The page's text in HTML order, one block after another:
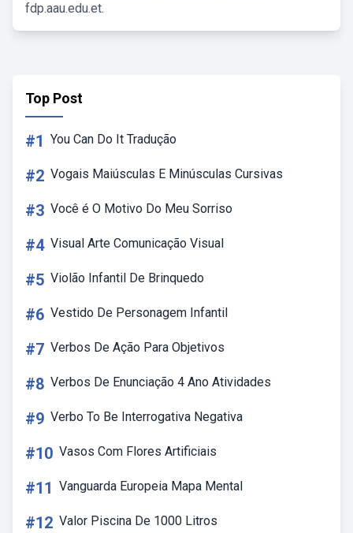
fdp.aau.edu.et.
Top Post
#1 You Can Do It Tradução
#2 Vogais Maiúsculas E Minúsculas Cursivas
#3 Você é O Motivo Do Meu Sorriso
#4 Visual Arte Comunicação Visual
#5 Violão Infantil De Brinquedo
#6 Vestido De Personagem Infantil
#7 Verbos De Ação Para Objetivos
#8 Verbos De Enunciação 4 Ano Atividades
#9 Verbo To Be Interrogativa Negativa
#10 Vasos Com Flores Artificiais
#11 Vanguarda Europeia Mapa Mental
#12 Valor Piscina De 1000 Litros